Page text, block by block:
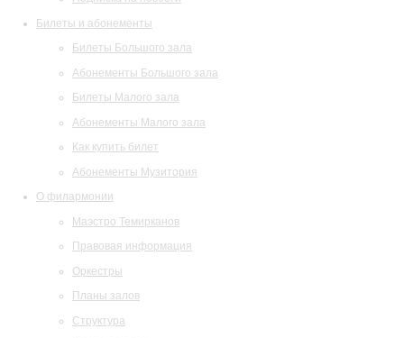
Билеты и абонементы
Билеты Большого зала
Абонементы Большого зала
Билеты Малого зала
Абонементы Малого зала
Как купить билет
Абонементы Музитория
О филармонии
Маэстро Темирканов
Правовая информация
Оркестры
Планы залов
Структура